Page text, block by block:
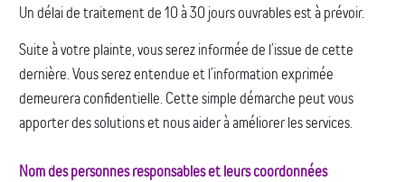
Un délai de traitement de 10 à 30 jours ouvrables est à prévoir.
Suite à votre plainte, vous serez informée de l’issue de cette
dernière. Vous serez entendue et l’information exprimée
demeurera confidentielle. Cette simple démarche peut vous
apporter des solutions et nous aider à améliorer les services.
Nom des personnes responsables et leurs coordonnées